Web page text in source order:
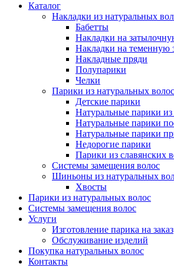
Каталог
Накладки из натуральных
Бабетты
Накладки на
Накладки на теменную
Накладные пряди
Полупарики
Челки
Парики из натуральных волос
Детские парики
Натуральные парики
Натуральные парики
Натуральные парики
Недорогие парики
Парики из славянских
Системы замещения волос
Шиньоны из натуральных
Хвосты
Парики из натуральных волос
Системы замещения волос
Услуги
Изготовление парика на заказ
Обслуживание изделий
Покупка натуральных волос
Контакты